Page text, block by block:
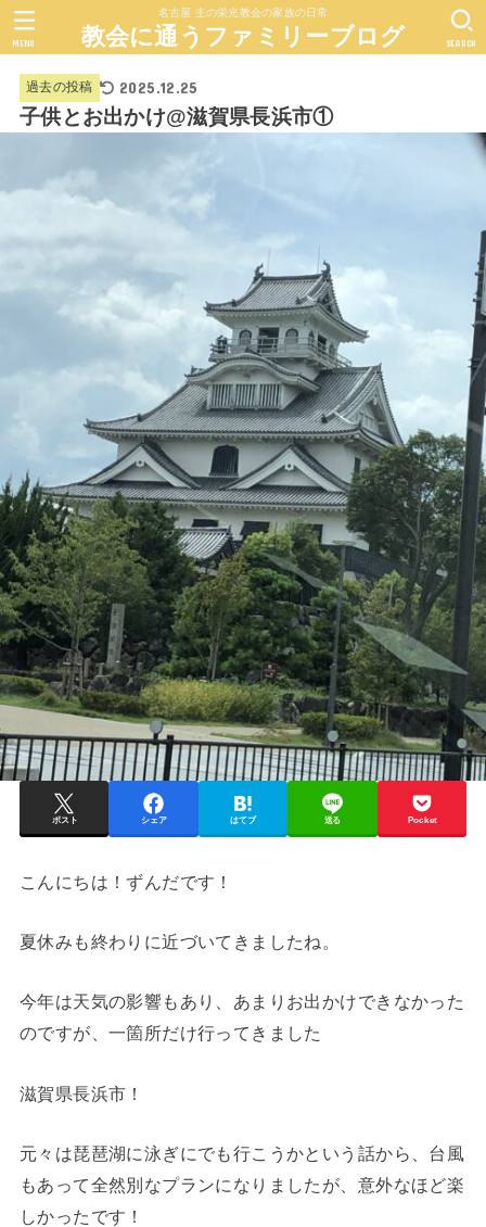
名古屋 主の栄光教会の家族の日常
教会に通うファミリーブログ SEARCH
MENU
過去の投稿 2025.12.25
子供とお出かけ@滋賀県長浜市①
ポスト シェア はてブ 送る Pocket
こんにちは！ずんだです！
夏休みも終わりに近づいてきましたね。
今年は天気の影響もあり、あまりお出かけできなかった
のですが、一箇所だけ行ってきました
滋賀県長浜市！
元々は琵琶湖に泳ぎにでも行こうかという話から、台風
もあって全然別なプランになりましたが、意外なほど楽
しかったです！